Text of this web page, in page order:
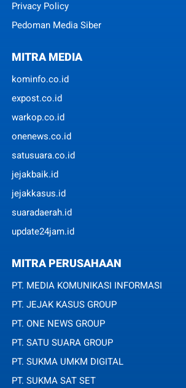
Privacy Policy
Pedoman Media Siber
MITRA MEDIA
kominfo.co.id
expost.co.id
warkop.co.id
onenews.co.id
satusuara.co.id
jejakbaik.id
jejakkasus.id
suaradaerah.id
update24jam.id
MITRA PERUSAHAAN
PT. MEDIA KOMUNIKASI INFORMASI
PT. JEJAK KASUS GROUP
PT. ONE NEWS GROUP
PT. SATU SUARA GROUP
PT. SUKMA UMKM DIGITAL
PT. SUKMA SAT SET